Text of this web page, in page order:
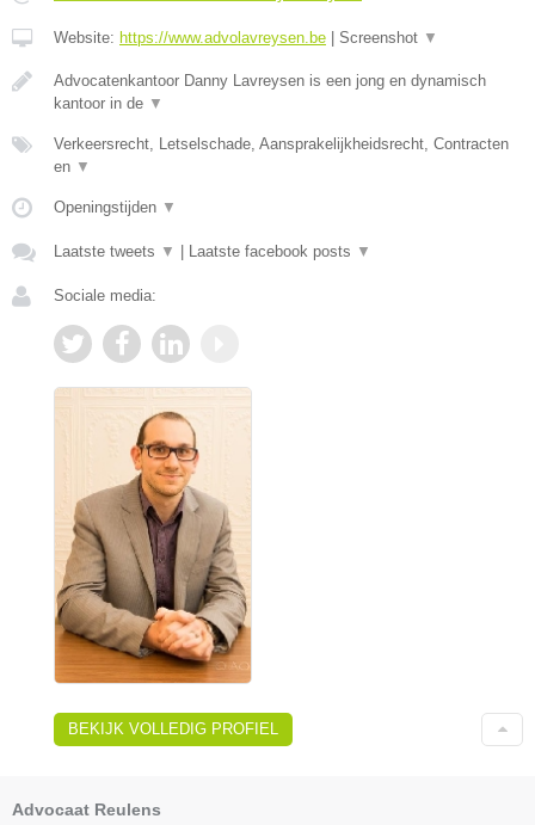
Website: https://www.advolavreysen.be Screenshot ▼
Advocatenkantoor Danny Lavreysen is een jong en dynamisch
kantoor in de ▼
Verkeersrecht, Letselschade, Aansprakelijkheidsrecht, Contracten
en ▼
Openingstijden ▼
Laatste tweets ▼ Laatste facebook posts ▼
Sociale media:
BEKIJK VOLLEDIG PROFIEL
Advocaat Reulens